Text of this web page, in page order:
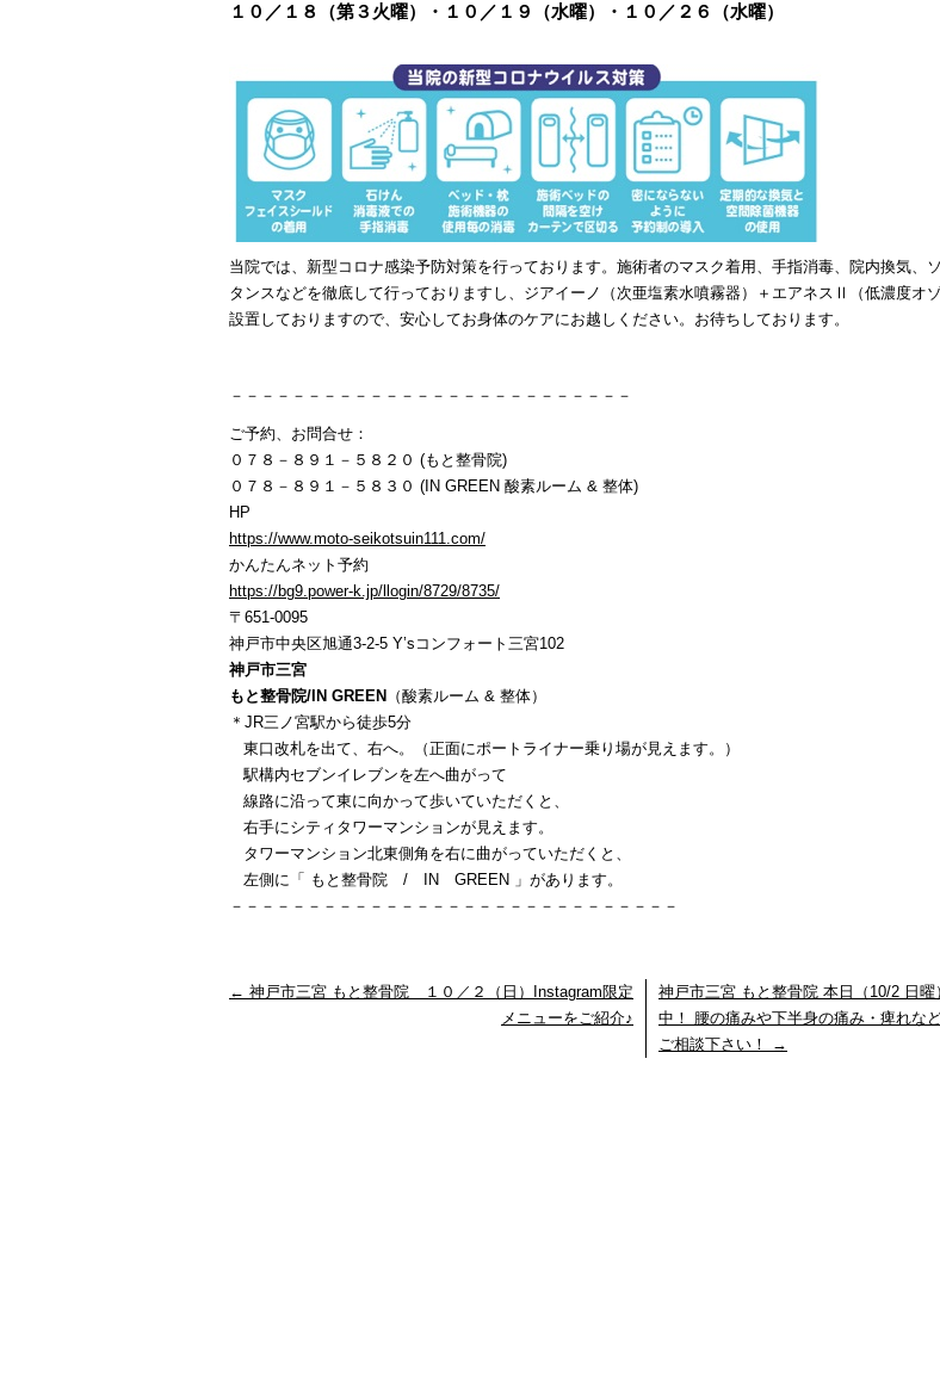
１０／１８（第３火曜）・１０／１９（水曜）・１０／２６（水曜）
当院では、新型コロナ感染予防対策を行っております。施術者のマスク着用、手指消毒、院内換気、
タンスなどを徹底して行っておりますし、ジアイーノ（次亜塩素水噴霧器）＋エアネスⅡ（低濃度オ
設置しておりますので、安心してお身体のケアにお越しください。お待ちしております。
－－－－－－－－－－－－－－－－－－－－－－－－－－
ご予約、お問合せ：
０７８－８９１－５８２０ (もと整骨院)
０７８－８９１－５８３０ (IN GREEN 酸素ルーム & 整体)
HP
https://www.moto-seikotsuin111.com/
かんたんネット予約
https://bg9.power-k.jp/llogin/8729/8735/
〒651-0095
神戸市中央区旭通3-2-5 Y’sコンフォート三宮102
神戸市三宮
もと整骨院/IN GREEN
（酸素ルーム & 整体）
＊JR三ノ宮駅から徒歩5分
東口改札を出て、右へ。（正面にポートライナー乗り場が見えます。）
駅構内セブンイレブンを左へ曲がって
線路に沿って東に向かって歩いていただくと、
右手にシティタワーマンションが見えます。
タワーマンション北東側角を右に曲がっていただくと、
左側に「 もと整骨院 / IN GREEN 」があります。
－－－－－－－－－－－－－－－－－－－－－－－－－－－－－
← 神戸市三宮 もと整骨院 １０／２（日）Instagram限定
メニューをご紹介♪
神戸市三宮 もと整骨院 本日（10/2 日曜
中！ 腰の痛みや下半身の痛み・痺れな
ご相談下さい！
→